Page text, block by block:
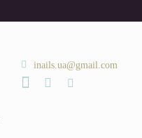
inails.ua@gmail.com